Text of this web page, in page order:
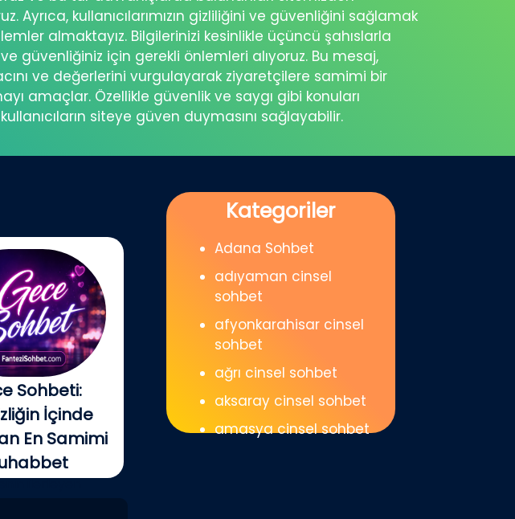
Ayrıca, kullanıcılarımızın gizliliğini ve güvenliğini sağlamak
almaktayız. Bilgilerinizi kesinlikle üçüncü şahıslarla
güvenliğiniz için gerekli önlemleri alıyoruz. Bu mesaj,
ve değerlerini vurgulayarak ziyaretçilere samimi bir
amaçlar. Özellikle güvenlik ve saygı gibi konuları
siteye güven duymasını sağlayabilir.
Sohbeti:
İçinde
En Samimi
ilerleyen
Kategoriler
Adana Sohbet
adıyaman cinsel
sohbet
afyonkarahisar cinsel
sohbet
ağrı cinsel sohbet
aksaray cinsel sohbet
amasya cinsel sohbet